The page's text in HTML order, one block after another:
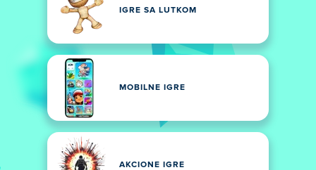
IGRE SA LUTKOM
MOBILNE IGRE
AKCIONE IGRE